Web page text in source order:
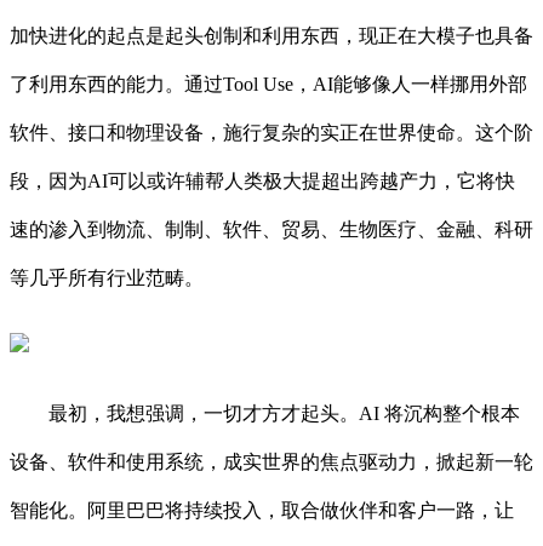
加快进化的起点是起头创制和利用东西，现正在大模子也具备
了利用东西的能力。通过Tool Use，AI能够像人一样挪用外部
软件、接口和物理设备，施行复杂的实正在世界使命。这个阶
段，因为AI可以或许辅帮人类极大提超出跨越产力，它将快
速的渗入到物流、制制、软件、贸易、生物医疗、金融、科研
等几乎所有行业范畴。
最初，我想强调，一切才方才起头。AI 将沉构整个根本
设备、软件和使用系统，成实世界的焦点驱动力，掀起新一轮
智能化。阿里巴巴将持续投入，取合做伙伴和客户一路，让